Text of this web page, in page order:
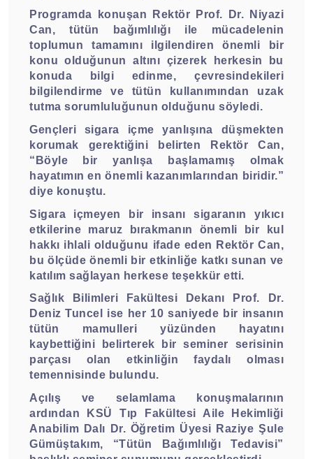
Programda konuşan Rektör Prof. Dr. Niyazi
Can, tütün bağımlılığı ile mücadelenin
toplumun tamamını ilgilendiren önemli bir
konu olduğunun altını çizerek herkesin bu
konuda bilgi edinme, çevresindekileri
bilgilendirme ve tütün kullanımından uzak
tutma sorumluluğunun olduğunu söyledi.
Gençleri sigara içme yanlışına düşmekten
korumak gerektiğini belirten Rektör Can,
“Böyle bir yanlışa başlamamış olmak
hayatımın en önemli kazanımlarından biridir.”
diye konuştu.
Sigara içmeyen bir insanı sigaranın yıkıcı
etkilerine maruz bırakmanın önemli bir kul
hakkı ihlali olduğunu ifade eden Rektör Can,
bu ölçüde önemli bir etkinliğe katkı sunan ve
katılım sağlayan herkese teşekkür etti.
Sağlık Bilimleri Fakültesi Dekanı Prof. Dr.
Deniz Tuncel ise her 10 saniyede bir insanın
tütün mamulleri yüzünden hayatını
kaybettiğini belirterek bir seminer serisinin
parçası olan etkinliğin faydalı olması
temennisinde bulundu.
Açılış ve selamlama konuşmalarının
ardından KSÜ Tıp Fakültesi Aile Hekimliği
Anabilim Dalı Dr. Öğretim Üyesi Raziye Şule
Gümüştakım, “Tütün Bağımlılığı Tedavisi”